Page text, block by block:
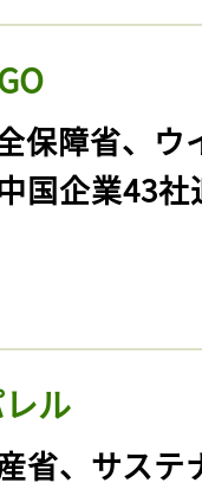
保障省、ウ
国企業43社
ル
省、サステ